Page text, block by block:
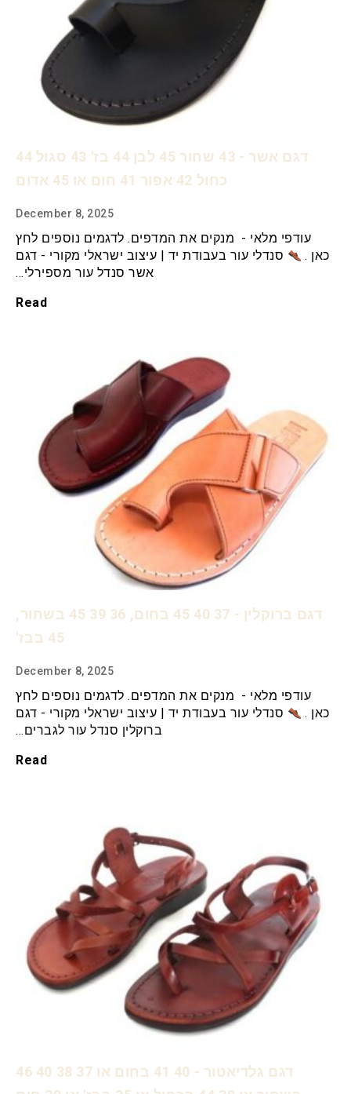
דגם אשר - 43 שחור 45 לבן 44 בז' 43 סגול 44
כחול 42 אפור 41 חום או 45 אדום
December 8, 2025
עודפי מלאי - מנקים את המדפים. לדגמים נוספים לחץ
כאן .
סנדלי עור בעבודת יד | עיצוב ישראלי מקורי - דגם
אשר סנדל עור מספירלי…
Read
דגם ברוקלין - 37 40 45 בחום, 36 39 45 בשחור,
45 בבז'
December 8, 2025
עודפי מלאי - מנקים את המדפים. לדגמים נוספים לחץ
כאן .
סנדלי עור בעבודת יד | עיצוב ישראלי מקורי - דגם
ברוקלין סנדל עור לגברים…
Read
דגם גלדיאטור - 40 41 בחום או 37 38 40 46